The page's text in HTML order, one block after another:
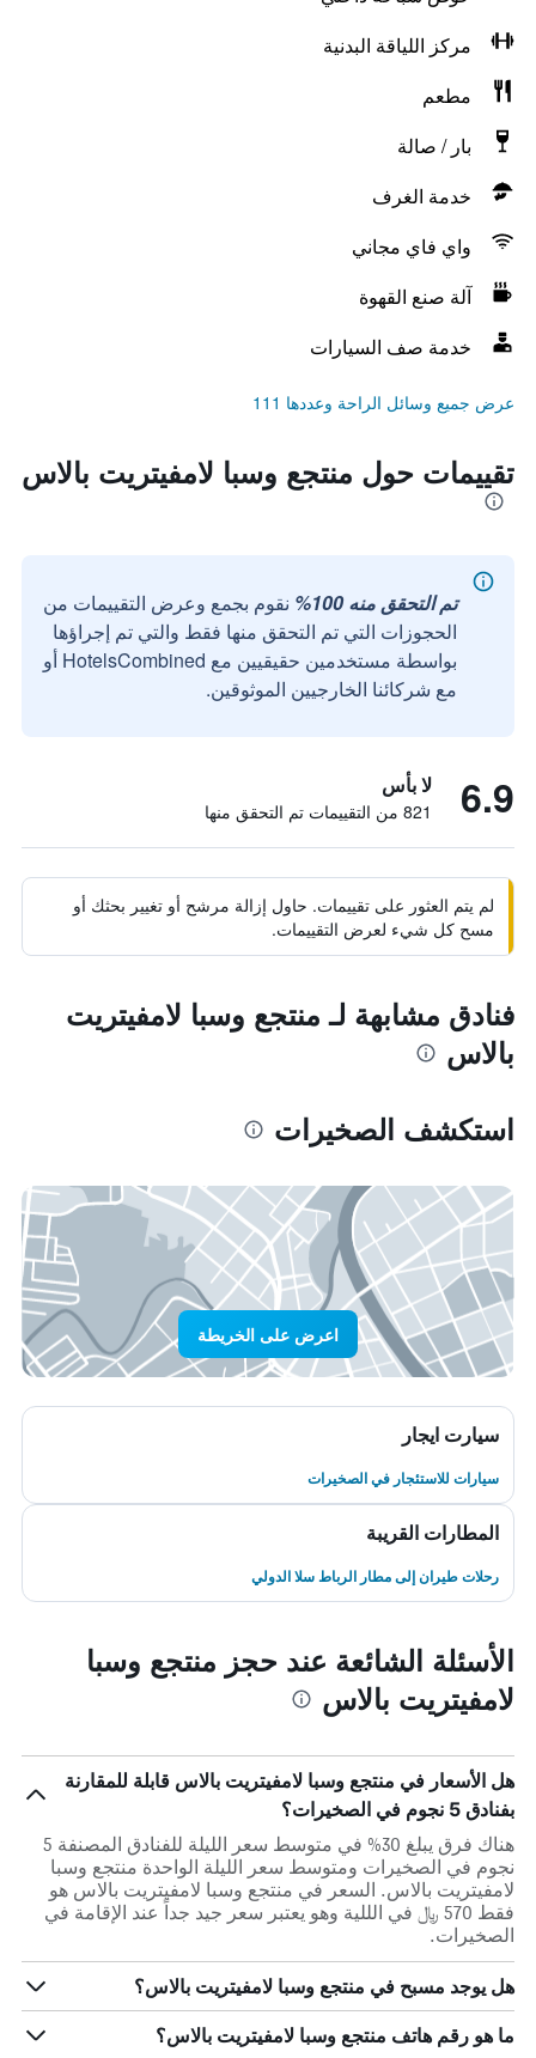
مركز اللياقة البدنية
مطعم
بار / صالة
خدمة الغرف
واي فاي مجاني
آلة صنع القهوة
خدمة صف السيارات
عرض جميع وسائل الراحة وعددها 111
تقييمات حول منتجع وسبا لامفيتريت بالاس
تم التحقق منه 100%
نقوم بجمع وعرض التقييمات من
الحجوزات التي تم التحقق منها فقط والتي تم إجراؤها
بواسطة مستخدمين حقيقيين مع HotelsCombined أو
مع شركائنا الخارجيين الموثوقين.
6.9 لا بأس
821 من التقييمات تم التحقق منها
لم يتم العثور على تقييمات. حاول إزالة مرشح أو تغيير بحثك أو
مسح كل شيء لعرض التقييمات.
فنادق مشابهة لـ منتجع وسبا لامفيتريت
بالاس
استكشف الصخيرات
اعرض على الخريطة
سيارت ايجار
سيارات للاستئجار في الصخيرات
المطارات القريبة
رحلات طيران إلى مطار الرباط سلا الدولي
الأسئلة الشائعة عند حجز منتجع وسبا
لامفيتريت بالاس
هل الأسعار في منتجع وسبا لامفيتريت بالاس قابلة للمقارنة
بفنادق 5 نجوم في الصخيرات؟
هناك فرق يبلغ 30% في متوسط ​​سعر الليلة للفنادق المصنفة 5
نجوم في الصخيرات ومتوسط ​​سعر الليلة الواحدة منتجع وسبا
لامفيتريت بالاس. السعر في منتجع وسبا لامفيتريت بالاس هو
فقط 570 ﷼ في الللية وهو يعتبر سعر جيد جداً عند الإقامة في
الصخيرات.
هل يوجد مسبح في منتجع وسبا لامفيتريت بالاس؟
ما هو رقم هاتف منتجع وسبا لامفيتريت بالاس؟